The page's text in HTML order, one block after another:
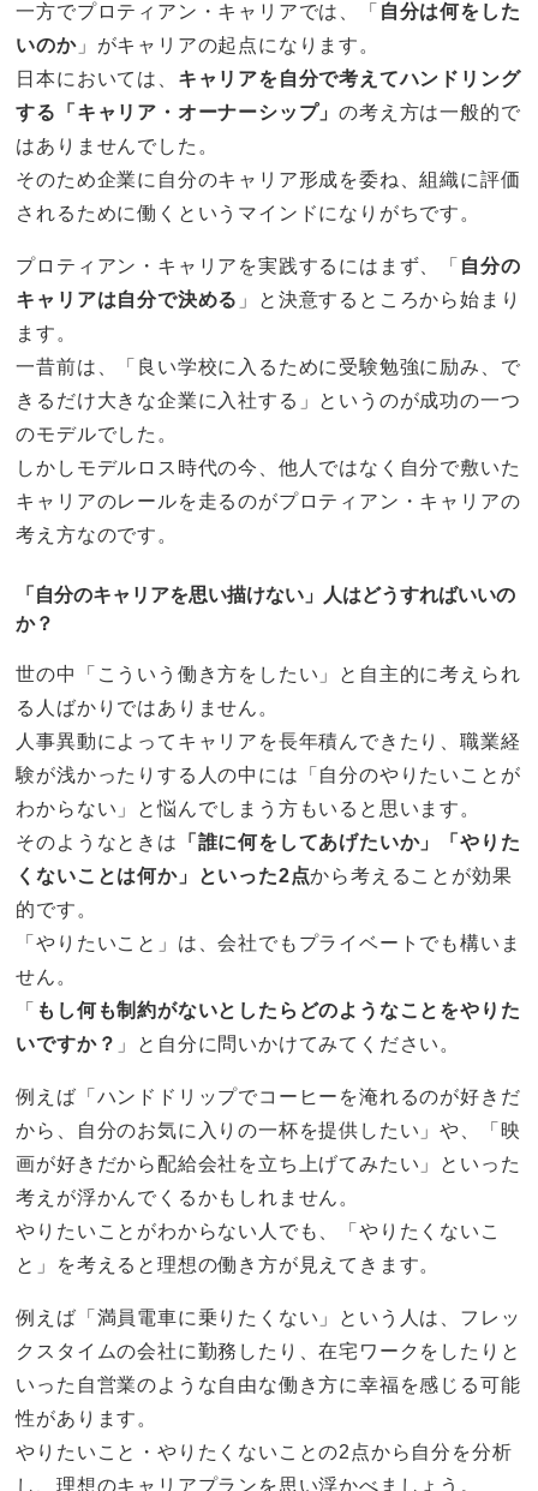
一方でプロティアン・キャリアでは、「 自分は何をした
いのか」がキャリアの起点になります。
日本においては、 キャリアを自分で考えてハンドリング
する「キャリア・オーナーシップ」の考え方は一般的で
はありませんでした。
そのため企業に自分のキャリア形成を委ね、組織に評価
されるために働くというマインドになりがちです。
プロティアン・キャリアを実践するにはまず、「 自分の
キャリアは自分で決める 」と決意するところから始まり
ます。
一昔前は、「良い学校に入るために受験勉強に励み、で
きるだけ大きな企業に入社する」というのが成功の一つ
のモデルでした。
しかしモデルロス時代の今、他人ではなく自分で敷いた
キャリアのレールを走るのがプロティアン・キャリアの
考え方なのです。
「自分のキャリアを思い描けない」人はどうすればいいの
か？
世の中「こういう働き方をしたい」と自主的に考えられ
る人ばかりではありません。
人事異動によってキャリアを長年積んできたり、職業経
験が浅かったりする人の中には「自分のやりたいことが
わからない」と悩んでしまう方もいると思います。
そのようなときは
「誰に何をしてあげたいか」「やりた
くないことは何か」といった2点から考えることが効果
的です。
「やりたいこと」は、会社でもプライベートでも構いま
せん。
「 もし何も制約がないとしたらどのようなことをやりた
いですか？ 」と自分に問いかけてみてください。
例えば「ハンドドリップでコーヒーを淹れるのが好きだ
から、自分のお気に入りの一杯を提供したい」や、「映
画が好きだから配給会社を立ち上げてみたい」といった
考えが浮かんでくるかもしれません。
やりたいことがわからない人でも、「やりたくないこ
と」を考えると理想の働き方が見えてきます。
例えば「満員電車に乗りたくない」という人は、フレッ
クスタイムの会社に勤務したり、在宅ワークをしたりと
いった自営業のような自由な働き方に幸福を感じる可能
性があります。
やりたいこと・やりたくないことの2点から自分を分析
し、理想のキャリアプランを思い浮かべましょう。